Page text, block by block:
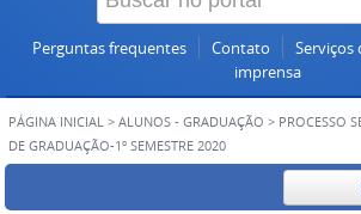
Perguntas frequentes Contato Serviços
imprensa
PÁGINA INICIAL > ALUNOS - GRADUAÇÃO > PROCESSO
DE GRADUAÇÃO-1º SEMESTRE 2020